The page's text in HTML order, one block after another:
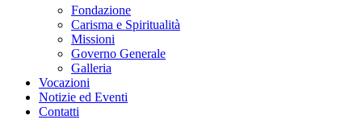
Fondazione
Carisma e Spiritualità
Missioni
Governo Generale
Galleria
Vocazioni
Notizie ed Eventi
Contatti